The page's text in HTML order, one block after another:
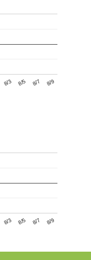
8/3 8/5 8/7 8/9
8/3 8/5 8/7 8/9